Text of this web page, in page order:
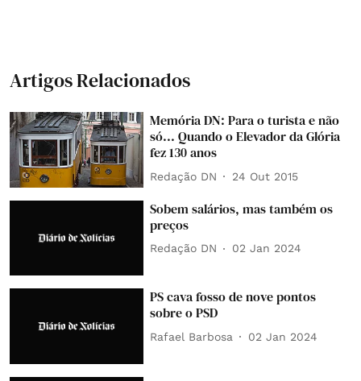
Artigos Relacionados
Memória DN: Para o turista e não
só... Quando o Elevador da Glória
fez 130 anos
Redação DN 24 Out 2015
Sobem salários, mas também os
preços
Redação DN 02 Jan 2024
PS cava fosso de nove pontos
sobre o PSD
Rafael Barbosa 02 Jan 2024